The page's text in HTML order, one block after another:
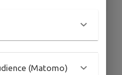
à 11h30
(Matomo)